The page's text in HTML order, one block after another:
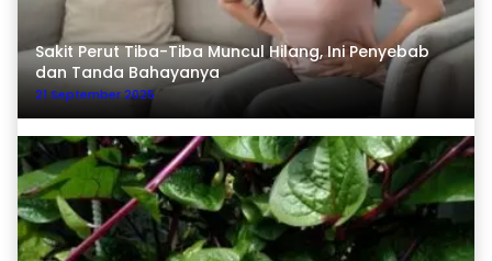
Sakit Perut Tiba-Tiba Muncul Hilang, Ini Penyebab
dan Tanda Bahayanya
21 September 2025